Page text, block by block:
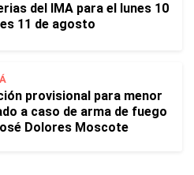
del IMA para el lunes 10
11 de agosto
provisional para menor
a caso de arma de fuego
Dolores Moscote